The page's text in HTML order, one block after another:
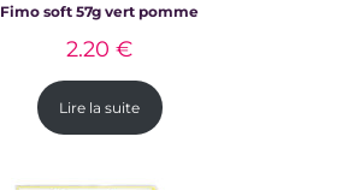
Fimo soft 57g vert pomme
2.20€
Lire la suite